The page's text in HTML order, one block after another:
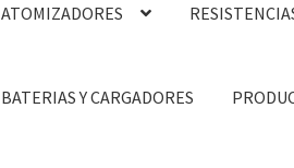
ATOMIZADORES
BATERIAS Y CARGADORES